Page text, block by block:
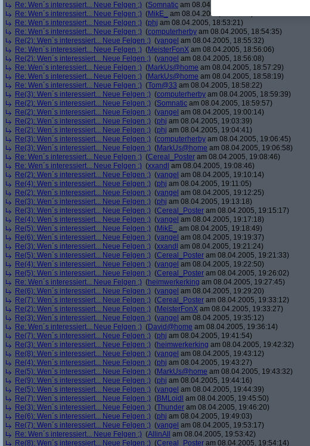
Re: Wen´s interessiert... Neue Felgen ;) (Somnatic am 08.04.2005, 18:52:38)
Re: Wen´s interessiert... Neue Felgen ;) (MikE_
am 08.04.2005, 18:53:05)
Re: Wen´s interessiert... Neue Felgen ;) (phj am 08.04.2005, 18:53:21)
Re: Wen´s interessiert... Neue Felgen ;) (computerherby am 08.04.2005, 18:54:35)
Re(2): Wen´s interessiert... Neue Felgen ;) (yangel am 08.04.2005, 18:55:32)
Re: Wen´s interessiert... Neue Felgen ;) (MeisterFonX am 08.04.2005, 18:56:06)
Re(2): Wen´s interessiert... Neue Felgen ;) (yangel am 08.04.2005, 18:56:08)
Re: Wen´s interessiert... Neue Felgen ;) (MarkUs@home am 08.04.2005, 18:57:29)
Re: Wen´s interessiert... Neue Felgen ;) (MarkUs@home am 08.04.2005, 18:58:19)
Re: Wen´s interessiert... Neue Felgen ;) (Tom@33 am 08.04.2005, 18:58:22)
Re(3): Wen´s interessiert... Neue Felgen ;) (computerherby am 08.04.2005, 18:59:39)
Re(2): Wen´s interessiert... Neue Felgen ;) (Somnatic am 08.04.2005, 18:59:57)
Re(2): Wen´s interessiert... Neue Felgen ;) (yangel am 08.04.2005, 19:00:14)
Re(2): Wen´s interessiert... Neue Felgen ;) (phj am 08.04.2005, 19:03:39)
Re(2): Wen´s interessiert... Neue Felgen ;) (phj am 08.04.2005, 19:04:41)
Re(3): Wen´s interessiert... Neue Felgen ;) (computerherby am 08.04.2005, 19:06:45)
Re(3): Wen´s interessiert... Neue Felgen ;) (MarkUs@home am 08.04.2005, 19:06:58)
Re: Wen´s interessiert... Neue Felgen ;) (Cereal_Poster am 08.04.2005, 19:08:46)
Re: Wen´s interessiert... Neue Felgen ;) (xxandl am 08.04.2005, 19:08:46)
Re(2): Wen´s interessiert... Neue Felgen ;) (yangel am 08.04.2005, 19:10:14)
Re(4): Wen´s interessiert... Neue Felgen ;) (phj am 08.04.2005, 19:11:05)
Re(2): Wen´s interessiert... Neue Felgen ;) (yangel am 08.04.2005, 19:12:25)
Re(3): Wen´s interessiert... Neue Felgen ;) (phj am 08.04.2005, 19:13:18)
Re(3): Wen´s interessiert... Neue Felgen ;) (Cereal_Poster am 08.04.2005, 19:15:17)
Re(4): Wen´s interessiert... Neue Felgen ;) (yangel am 08.04.2005, 19:17:18)
Re(5): Wen´s interessiert... Neue Felgen ;) (MikE_
am 08.04.2005, 19:18:49)
Re(6): Wen´s interessiert... Neue Felgen ;) (yangel am 08.04.2005, 19:19:37)
Re(3): Wen´s interessiert... Neue Felgen ;) (xxandl am 08.04.2005, 19:21:24)
Re(5): Wen´s interessiert... Neue Felgen ;) (Cereal_Poster am 08.04.2005, 19:21:33)
Re(4): Wen´s interessiert... Neue Felgen ;) (yangel am 08.04.2005, 19:22:50)
Re(5): Wen´s interessiert... Neue Felgen ;) (Cereal_Poster am 08.04.2005, 19:26:02)
Re: Wen´s interessiert... Neue Felgen ;) (heimwerkerking am 08.04.2005, 19:27:45)
Re(6): Wen´s interessiert... Neue Felgen ;) (yangel am 08.04.2005, 19:29:20)
Re(7): Wen´s interessiert... Neue Felgen ;) (Cereal_Poster am 08.04.2005, 19:33:12)
Re(2): Wen´s interessiert... Neue Felgen ;) (MeisterFonX am 08.04.2005, 19:33:27)
Re(3): Wen´s interessiert... Neue Felgen ;) (yangel am 08.04.2005, 19:35:12)
Re: Wen´s interessiert... Neue Felgen ;) (David@home am 08.04.2005, 19:36:14)
Re(7): Wen´s interessiert... Neue Felgen ;) (phj am 08.04.2005, 19:41:54)
Re(3): Wen´s interessiert... Neue Felgen ;) (heimwerkerking am 08.04.2005, 19:42:32)
Re(8): Wen´s interessiert... Neue Felgen ;) (yangel am 08.04.2005, 19:43:12)
Re(4): Wen´s interessiert... Neue Felgen ;) (phj am 08.04.2005, 19:43:27)
Re(5): Wen´s interessiert... Neue Felgen ;) (MarkUs@home am 08.04.2005, 19:43:32)
Re(9): Wen´s interessiert... Neue Felgen ;) (phj am 08.04.2005, 19:44:16)
Re(5): Wen´s interessiert... Neue Felgen ;) (yangel am 08.04.2005, 19:44:39)
Re(7): Wen´s interessiert... Neue Felgen ;) (BMLoidl am 08.04.2005, 19:45:50)
Re(3): Wen´s interessiert... Neue Felgen ;) (Thunder am 08.04.2005, 19:46:20)
Re(6): Wen´s interessiert... Neue Felgen ;) (phj am 08.04.2005, 19:49:03)
Re(7): Wen´s interessiert... Neue Felgen ;) (yangel am 08.04.2005, 19:53:17)
Re: Wen´s interessiert... Neue Felgen ;) (AllinAll
am 08.04.2005, 19:53:42)
Re(8): Wen´s interessiert... Neue Felgen ;) (Cereal_Poster am 08.04.2005, 19:54:14)